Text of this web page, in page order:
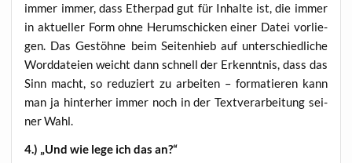
immer immer, dass Ether­pad gut für Inhal­te ist, die immer
in aktu­el­ler Form ohne Her­um­schi­cken einer Datei vor­lie­
gen. Das Gestöh­ne beim Sei­ten­hieb auf unter­schied­li­che
Word­da­tei­en weicht dann schnell der Erkennt­nis, dass das
Sinn macht, so redu­ziert zu arbei­ten – for­ma­tie­ren kann
man ja hin­ter­her immer noch in der Text­ver­ar­bei­tung sei­
ner Wahl.
4.) „Und wie lege ich das an?“